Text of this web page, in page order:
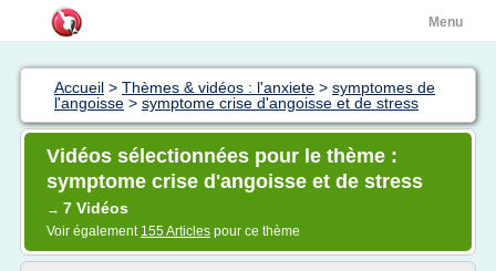
Menu
Accueil > Thèmes & vidéos : l'anxiete > symptomes de
l'angoisse > symptome crise d'angoisse et de stress
Vidéos sélectionnées pour le thème :
symptome crise d'angoisse et de stress
→ 7 Vidéos
Voir également 155 Articles pour ce thème